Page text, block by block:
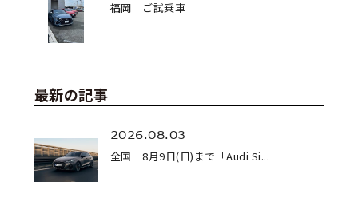
福岡｜ご試乗車
最新の記事
2026.08.03
全国｜8月9日(日)まで「Audi Si...